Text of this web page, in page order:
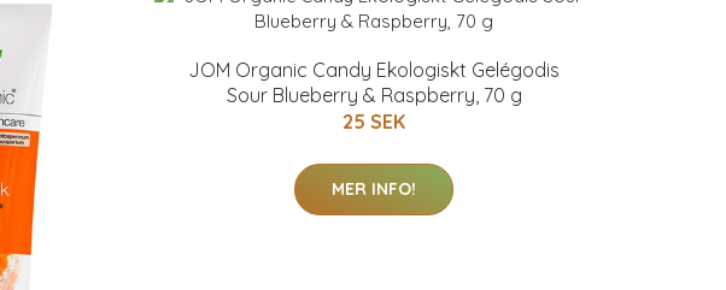
JOM Organic Candy Ekologiskt Gelégodis
Sour Blueberry & Raspberry, 70 g
25 SEK
MER INFO!